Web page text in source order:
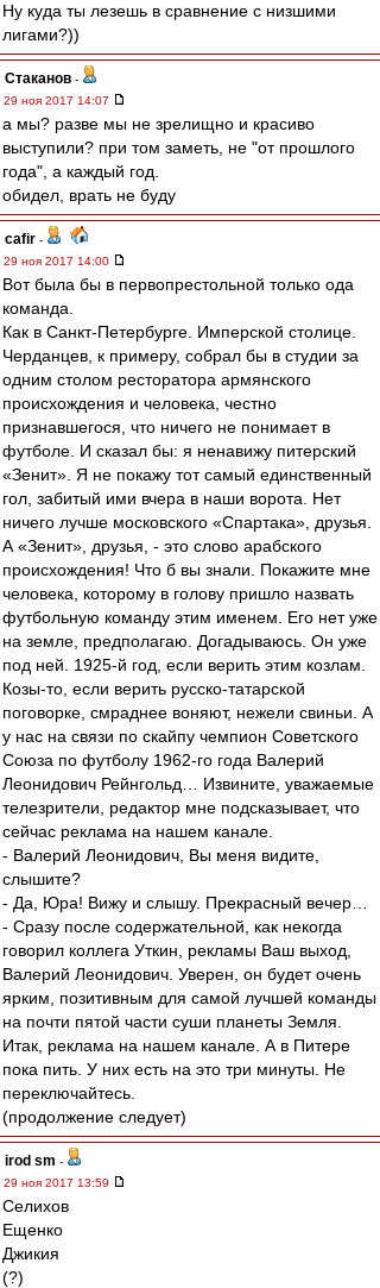
Ну куда ты лезешь в сравнение с низшими
лигами?))
Cтаканов -
29 ноя 2017 14:07
а мы? разве мы не зрелищно и красиво
выступили? при том заметь, не "от прошлого
года", а каждый год.
обидел, врать не буду
cafir -
29 ноя 2017 14:00
Вот была бы в первопрестольной только ода
команда.
Как в Санкт-Петербурге. Имперской столице.
Черданцев, к примеру, собрал бы в студии за
одним столом ресторатора армянского
происхождения и человека, честно
признавшегося, что ничего не понимает в
футболе. И сказал бы: я ненавижу питерский
«Зенит». Я не покажу тот самый единственный
гол, забитый ими вчера в наши ворота. Нет
ничего лучше московского «Спартака», друзья.
А «Зенит», друзья, - это слово арабского
происхождения! Что б вы знали. Покажите мне
человека, которому в голову пришло назвать
футбольную команду этим именем. Его нет уже
на земле, предполагаю. Догадываюсь. Он уже
под ней. 1925-й год, если верить этим козлам.
Козы-то, если верить русско-татарской
поговорке, смраднее воняют, нежели свиньи. А
у нас на связи по скайпу чемпион Советского
Союза по футболу 1962-го года Валерий
Леонидович Рейнгольд… Извините, уважаемые
телезрители, редактор мне подсказывает, что
сейчас реклама на нашем канале.
- Валерий Леонидович, Вы меня видите,
слышите?
- Да, Юра! Вижу и слышу. Прекрасный вечер…
- Сразу после содержательной, как некогда
говорил коллега Уткин, рекламы Ваш выход,
Валерий Леонидович. Уверен, он будет очень
ярким, позитивным для самой лучшей команды
на почти пятой части суши планеты Земля.
Итак, реклама на нашем канале. А в Питере
пока пить. У них есть на это три минуты. Не
переключайтесь.
(продолжение следует)
irod sm -
29 ноя 2017 13:59
Селихов
Ещенко
Джикия
(?)